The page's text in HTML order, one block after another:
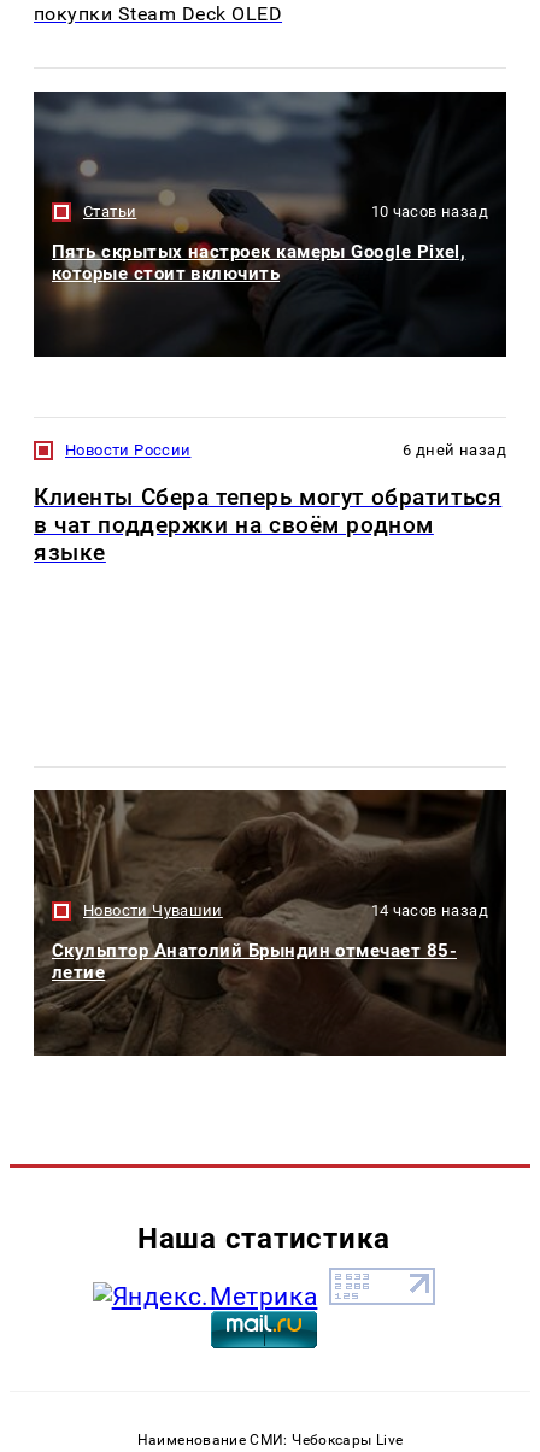
покупки Steam Deck OLED
Статьи 10 часов назад
Пять скрытых настроек камеры Google Pixel,
которые стоит включить
Новости России 6 дней назад
Клиенты Сбера теперь могут обратиться
в чат поддержки на своём родном
языке
Новости Чувашии 14 часов назад
Скульптор Анатолий Брындин отмечает 85-
летие
Наша статистика
Наименование СМИ: Чебоксары Live